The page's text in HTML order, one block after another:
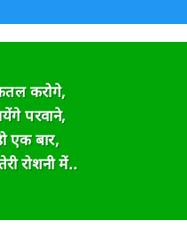
करोगे,
परवाने,
एक बार,
रोशनी में..